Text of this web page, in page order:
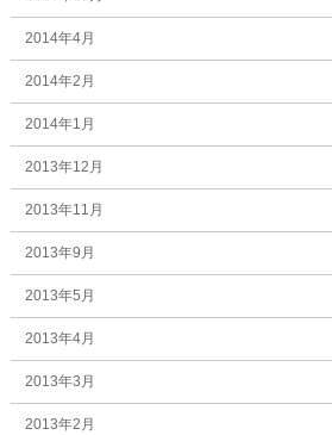
2014年4月
2014年2月
2014年1月
2013年12月
2013年11月
2013年9月
2013年5月
2013年4月
2013年3月
2013年2月